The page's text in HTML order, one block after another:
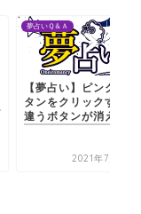
夢占いＱ＆Ａ
【夢占い】ピンクのボ
タンをクリックすると
違うボタンが消える夢
2021年7月21日